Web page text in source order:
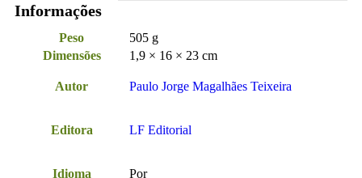
Informações
Peso
505 g
Dimensões
1,9 × 16 × 23 cm
Autor Paulo Jorge Magalhães Teixeira
Editora LF Editorial
Idioma Por